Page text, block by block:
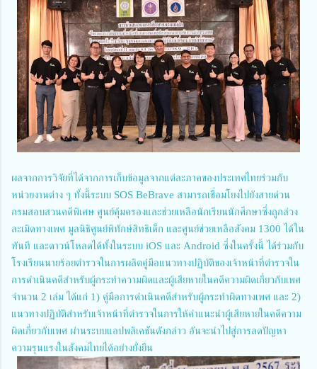
ผลจากการวิจัยที่ได้จากการเก็บข้อมูลจากแต่ละภาคของประเทศไทยร่วมกับ
หน่วยงานต่าง ๆ ทั้งนี้ระบบ SOS BeBrave สามารถเชื่อมโยงไปยังสายด่วน
กรมสอบสวนคดีพิเศษ ศูนย์คุ้มครองและช่วยเหลือนักเรียนนักศึกษาซึ่งถูกล่วง
ละเมิดทางเพศ มูลนิธิศูนย์พิทักษ์สิทธิเด็ก และศูนย์ช่วยเหลือสังคม 1300 ได้ใน
ทันที และดาวน์โหลดได้ทั้งในระบบ iOS และ Android ซึ่งในครั้งนี้ ได้ร่วมกับ
โรงเรียนนายร้อยตำรวจในการผลิตคู่มือแนวทางปฏิบัติของเจ้าหน้าที่ตำรวจใน
การดำเนินคดีสำหรับผู้กระทำความผิดและผู้เสียหายในคดีความผิดเกี่ยวกับเพศ
จำนวน 2 เล่ม ได้แก่ 1) คู่มือการดำเนินคดีสำหรับผู้กระทำผิดทางเพศ และ 2)
แนวทางปฏิบัติสำหรับเจ้าหน้าที่ตำรวจในการให้คำแนะนำผู้เสียหายในคดีความ
ผิดเกี่ยวกับเพศ ผ่านระบบแอปพลิเคชันดังกล่าว อันจะนำไปสู่การลดปัญหา
ความรุนแรงในสังคมไทยได้อย่างยั่งยืน